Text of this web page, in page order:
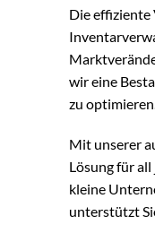
Die effiziente
wir eine
zu optimieren.
Mit unserer
Lösung für
kleine
unterstützt